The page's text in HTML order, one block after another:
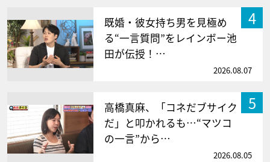
4
既婚・彼女持ち男を見極め
る“一言質問”をレインボー池
田が伝授！…
2026.08.07
5
高橋真麻、「コネだブサイク
だ」と叩かれるも…“マツコ
の一言”から…
2026.08.05